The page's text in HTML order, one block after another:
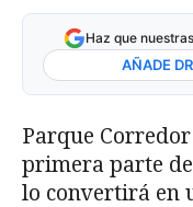
Haz que
AÑADE
Parque
primera parte
lo convertirá en